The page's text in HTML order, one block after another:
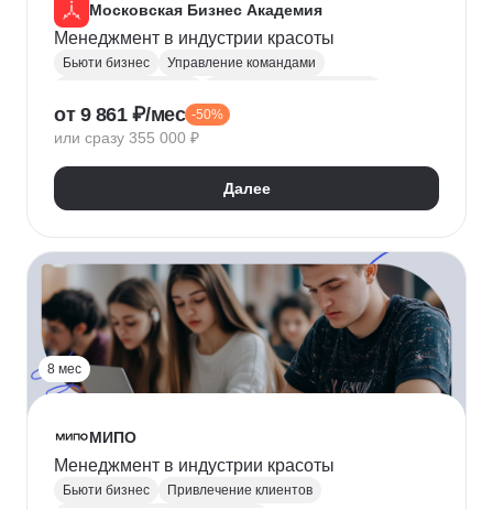
Московская Бизнес Академия
Менеджмент в индустрии красоты
Бьюти бизнес
Управление командами
Управление бизнесом
MBA
Обслуживание клиентов
Стратегическое управление
Этика
Администратор салона красоты
от 9 861 ₽/мес -50%
или сразу 355 000 ₽
Далее
8 мес
МИПО
Менеджмент в индустрии красоты
Бьюти бизнес
Привлечение клиентов